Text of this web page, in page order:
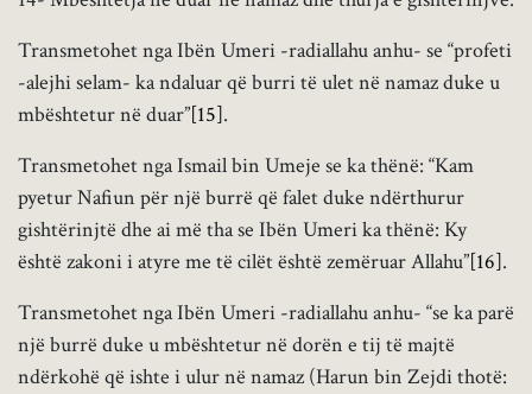
Transmetohet nga Ibën Umeri -radiallahu anhu- se “profeti
-alejhi selam- ka ndaluar që burri të ulet në namaz duke u
mbështetur në duar”[15].
Transmetohet nga Ismail bin Umeje se ka thënë: “Kam
pyetur Nafiun për një burrë që falet duke ndërthurur
gishtërinjtë dhe ai më tha se Ibën Umeri ka thënë: Ky
është zakoni i atyre me të cilët është zemëruar Allahu”[16].
Transmetohet nga Ibën Umeri -radiallahu anhu- “se ka parë
një burrë duke u mbështetur në dorën e tij të majtë
ndërkohë që ishte i ulur në namaz (Harun bin Zejdi thotë: